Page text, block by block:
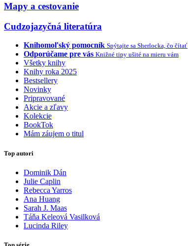
Mapy a cestovanie
Cudzojazyčná literatúra
Knihomoľský pomocník Spýtajte sa Sherlocka, čo čítať
Odporúčame pre vás Knižné tipy ušité na mieru vám
Všetky knihy
Knihy roka 2025
Bestsellery
Novinky
Pripravované
Akcie a zľavy
Kolekcie
BookTok
Mám záujem o titul
Top autori
Dominik Dán
Julie Caplin
Rebecca Yarros
Ana Huang
Sarah J. Maas
Táňa Keleová Vasilková
Lucinda Riley